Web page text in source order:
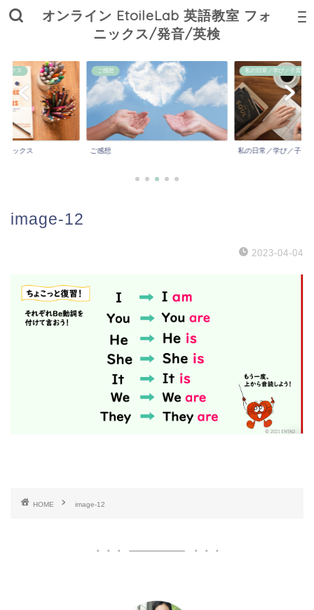
オンライン EtoileLab 英語教室 フォ
ニックス/発音/英検
ックス
ニックス
ご感想
ご感想
私の日常／学び／子育て
私の日常／学び／子育
image-12
2023-04-04
HOME image-12